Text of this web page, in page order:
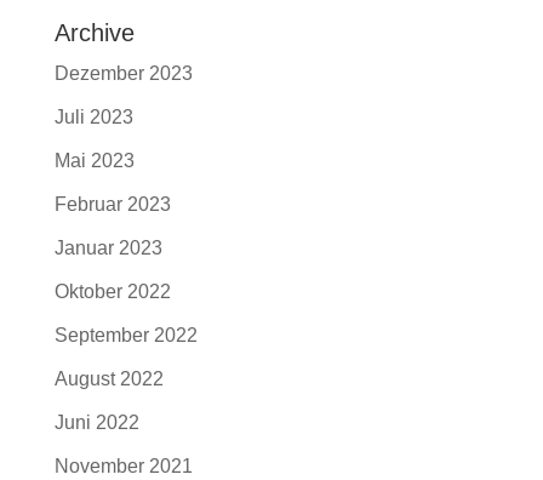
Archive
Dezember 2023
Juli 2023
Mai 2023
Februar 2023
Januar 2023
Oktober 2022
September 2022
August 2022
Juni 2022
November 2021